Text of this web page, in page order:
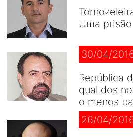
Uma
30/04/
República
qual dos
o menos
26/04/